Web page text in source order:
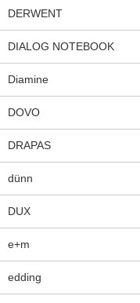
DERWENT
DIALOG NOTEBOOK
Diamine
DOVO
DRAPAS
dünn
DUX
e+m
edding